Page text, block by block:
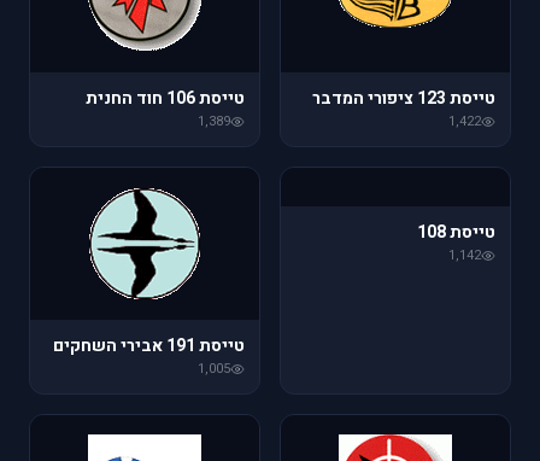
טייסת 123 ציפורי המדבר
1,422
טייסת 106 חוד החנית
1,389
טייסת 108
1,142
טייסת 191 אבירי השחקים
1,005